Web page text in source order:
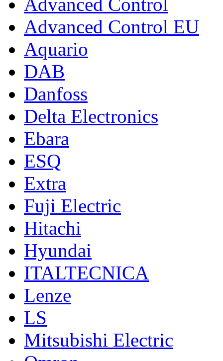
Advanced Control
Advanced Control EU
Aquario
DAB
Danfoss
Delta Electronics
Ebara
ESQ
Extra
Fuji Electric
Hitachi
Hyundai
ITALTECNICA
Lenze
LS
Mitsubishi Electric